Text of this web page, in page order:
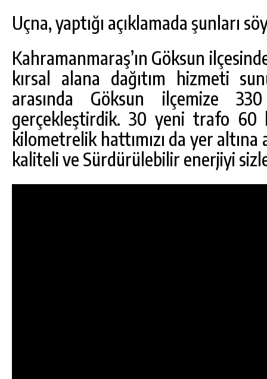
Uçna, yaptığı açıklamada şunları
Kahramanmaraş’ın Göksun
kırsal alana dağıtım hizmeti
arasında Göksun ilçemize
gerçekleştirdik. 30 yeni trafo
kilometrelik hattımızı da yer altına
kaliteli ve Sürdürülebilir enerjiyi